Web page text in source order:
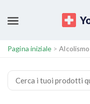
Pagina iniziale>Alcolismo